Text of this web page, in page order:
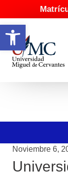
Noviembre 6,
Abrir